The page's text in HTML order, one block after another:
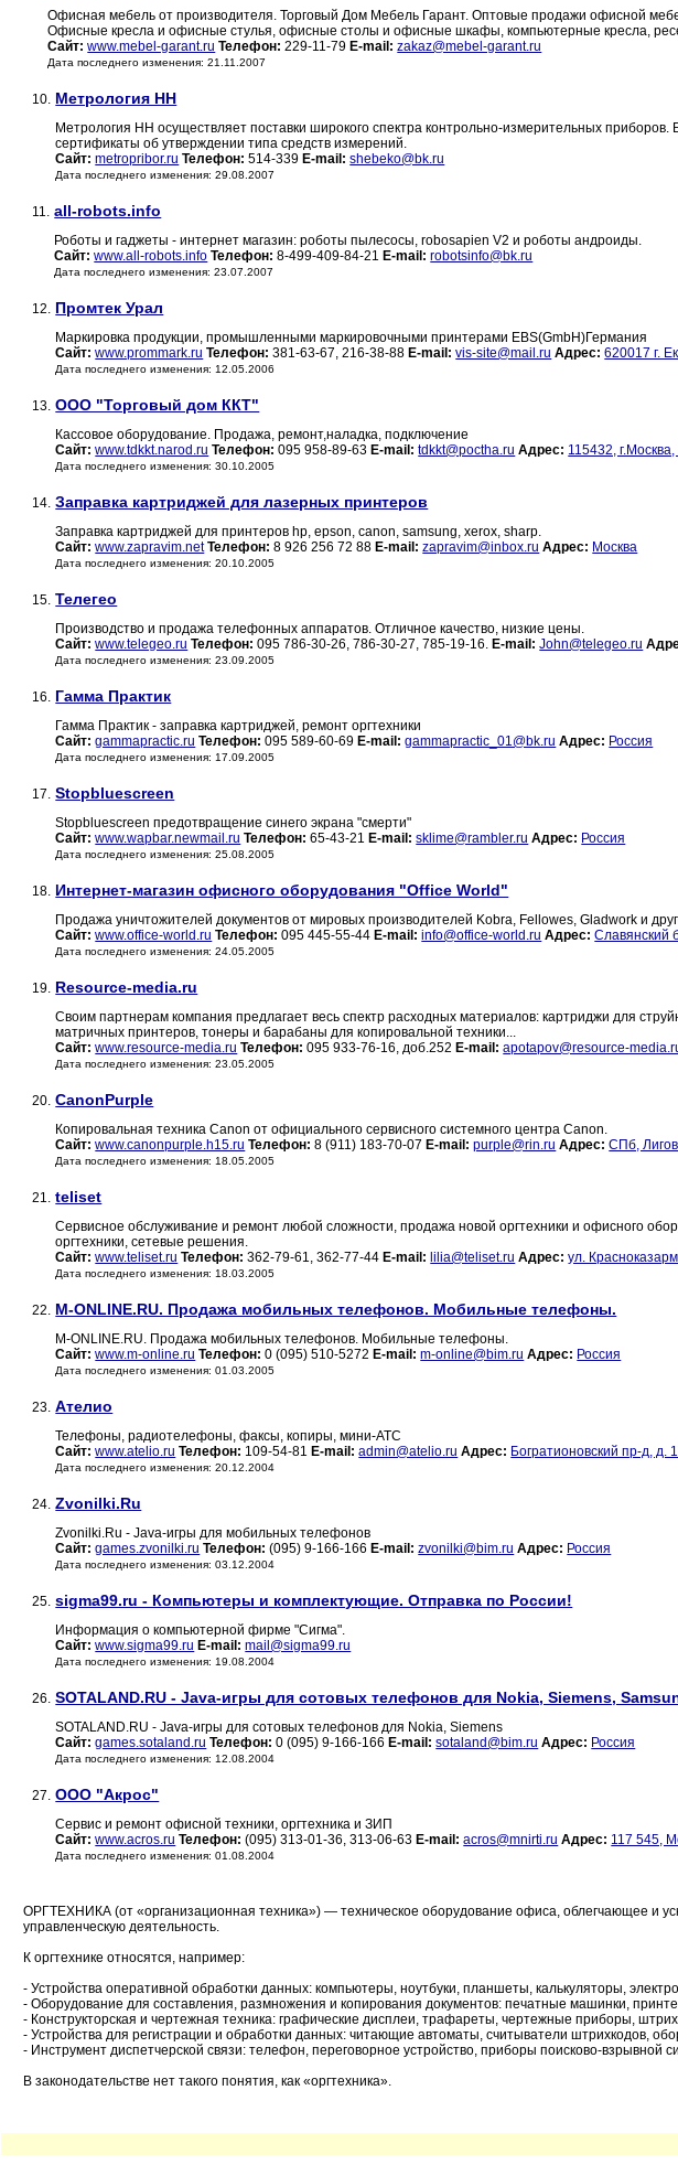
Офисная мебель от производителя. Торговый Дом Мебель Гарант. Оптовые продажи офисной
Офисные кресла и офисные стулья, офисные столы и офисные шкафы, компьютерные кресла,
Сайт: www.mebel-garant.ru Телефон: 229-11-79 E-mail: zakaz@mebel-garant.ru
Дата последнего изменения: 21.11.2007
10. Метрология НН
Метрология НН осуществляет поставки широкого спектра контрольно-измерительных
сертификаты об утверждении типа средств измерений.
Сайт: metropribor.ru Телефон: 514-339 E-mail: shebeko@bk.ru
Дата последнего изменения: 29.08.2007
11. all-robots.info
Роботы и гаджеты - интернет магазин: роботы пылесосы, robosapien V2 и роботы андроиды.
Сайт: www.all-robots.info Телефон: 8-499-409-84-21 E-mail: robotsinfo@bk.ru
Дата последнего изменения: 23.07.2007
12. Промтек Урал
Маркировка продукции, промышленными маркировочными принтерами EBS(GmbH)Германия
Сайт: www.prommark.ru Телефон: 381-63-67, 216-38-88 E-mail: vis-site@mail.ru Адрес: 620017 г.
Дата последнего изменения: 12.05.2006
13. ООО "Торговый дом ККТ"
Кассовое оборудование. Продажа, ремонт,наладка, подключение
Сайт: www.tdkkt.narod.ru Телефон: 095 958-89-63 E-mail: tdkkt@poctha.ru Адрес: 115432,
Дата последнего изменения: 30.10.2005
14. Заправка картриджей для лазерных принтеров
Заправка картриджей для принтеров hp, epson, canon, samsung, xerox, sharp.
Сайт: www.zapravim.net Телефон: 8 926 256 72 88 E-mail: zapravim@inbox.ru Адрес: Москва
Дата последнего изменения: 20.10.2005
15. Телегео
Производство и продажа телефонных аппаратов. Отличное качество, низкие цены.
Сайт: www.telegeo.ru Телефон: 095 786-30-26, 786-30-27, 785-19-16. E-mail: John@telegeo.ru
Дата последнего изменения: 23.09.2005
16. Гамма Практик
Гамма Практик - заправка картриджей, ремонт оргтехники
Сайт: gammapractic.ru Телефон: 095 589-60-69 E-mail: gammapractic_01@bk.ru Адрес: Россия
Дата последнего изменения: 17.09.2005
17. Stopbluescreen
Stopbluescreen предотвращение синего экрана "смерти"
Сайт: www.wapbar.newmail.ru Телефон: 65-43-21 E-mail: sklime@rambler.ru Адрес: Россия
Дата последнего изменения: 25.08.2005
18. Интернет-магазин офисного оборудования "Office World"
Продажа уничтожителей документов от мировых производителей Kobra, Fellowes, Gladwork и
Сайт: www.office-world.ru Телефон: 095 445-55-44 E-mail: info@office-world.ru Адрес: Славянский
Дата последнего изменения: 24.05.2005
19. Resource-media.ru
Своим партнерам компания предлагает весь спектр расходных материалов: картриджи для
матричных принтеров, тонеры и барабаны для копировальной техники...
Сайт: www.resource-media.ru Телефон: 095 933-76-16, доб.252 E-mail: apotapov@resource-
Дата последнего изменения: 23.05.2005
20. CanonPurple
Копировальная техника Canon от официального сервисного системного центра Canon.
Сайт: www.canonpurple.h15.ru Телефон: 8 (911) 183-70-07 E-mail: purple@rin.ru Адрес: СПб,
Дата последнего изменения: 18.05.2005
21. teliset
Сервисное обслуживание и ремонт любой сложности, продажа новой оргтехники и офисного
оргтехники, сетевые решения.
Сайт: www.teliset.ru Телефон: 362-79-61, 362-77-44 E-mail: lilia@teliset.ru Адрес: ул.
Дата последнего изменения: 18.03.2005
22. M-ONLINE.RU. Продажа мобильных телефонов. Мобильные телефоны.
M-ONLINE.RU. Продажа мобильных телефонов. Мобильные телефоны.
Сайт: www.m-online.ru Телефон: 0 (095) 510-5272 E-mail: m-online@bim.ru Адрес: Россия
Дата последнего изменения: 01.03.2005
23. Ателио
Телефоны, радиотелефоны, факсы, копиры, мини-АТС
Сайт: www.atelio.ru Телефон: 109-54-81 E-mail: admin@atelio.ru Адрес: Богратионовский пр-д, д.
Дата последнего изменения: 20.12.2004
24. Zvonilki.Ru
Zvonilki.Ru - Java-игры для мобильных телефонов
Сайт: games.zvonilki.ru Телефон: (095) 9-166-166 E-mail: zvonilki@bim.ru Адрес: Россия
Дата последнего изменения: 03.12.2004
25. sigma99.ru - Компьютеры и комплектующие. Отправка по России!
Информация о компьютерной фирме "Сигма".
Сайт: www.sigma99.ru E-mail: mail@sigma99.ru
Дата последнего изменения: 19.08.2004
26. SOTALAND.RU - Java-игры для сотовых телефонов для Nokia, Siemens,
SOTALAND.RU - Java-игры для сотовых телефонов для Nokia, Siemens
Сайт: games.sotaland.ru Телефон: 0 (095) 9-166-166 E-mail: sotaland@bim.ru Адрес: Россия
Дата последнего изменения: 12.08.2004
27. ООО "Акрос"
Сервис и ремонт офисной техники, оргтехника и ЗИП
Сайт: www.acros.ru Телефон: (095) 313-01-36, 313-06-63 E-mail: acros@mnirti.ru Адрес: 117 545,
Дата последнего изменения: 01.08.2004
ОРГТЕХНИКА (от «организационная техника») — техническое оборудование офиса, облегчающее и
управленческую деятельность.
К оргтехнике относятся, например:
- Устройства оперативной обработки данных: компьютеры, ноутбуки, планшеты, калькуляторы,
- Оборудование для составления, размножения и копирования документов: печатные машинки,
- Конструкторская и чертежная техника: графические дисплеи, трафареты, чертежные приборы,
- Устройства для регистрации и обработки данных: читающие автоматы, считыватели штрихкодов,
- Инструмент диспетчерской связи: телефон, переговорное устройство, приборы поисково-взрывной
В законодательстве нет такого понятия, как «оргтехника».